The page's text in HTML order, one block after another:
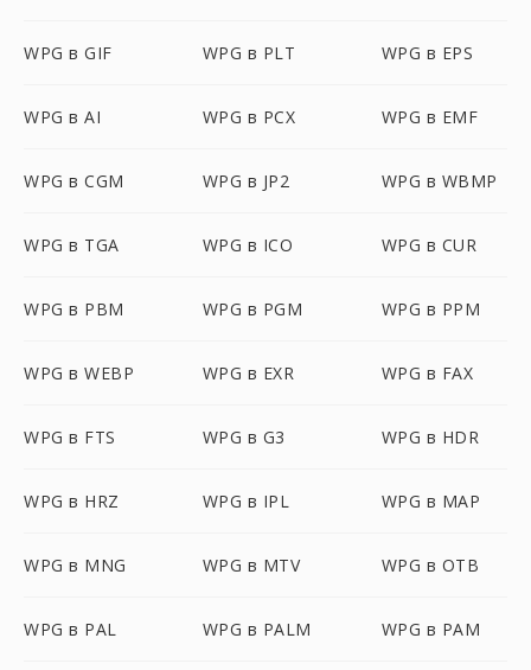
WPG в GIF WPG в PLT WPG в EPS
WPG в AI WPG в PCX WPG в EMF
WPG в CGM WPG в JP2 WPG в WBMP
WPG в TGA WPG в ICO WPG в CUR
WPG в PBM WPG в PGM WPG в PPM
WPG в WEBP WPG в EXR WPG в FAX
WPG в FTS WPG в G3 WPG в HDR
WPG в HRZ WPG в IPL WPG в MAP
WPG в MNG WPG в MTV WPG в OTB
WPG в PAL WPG в PALM WPG в PAM